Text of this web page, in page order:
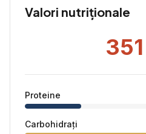
Valori nutriționale
351
Proteine
Carbohidrați